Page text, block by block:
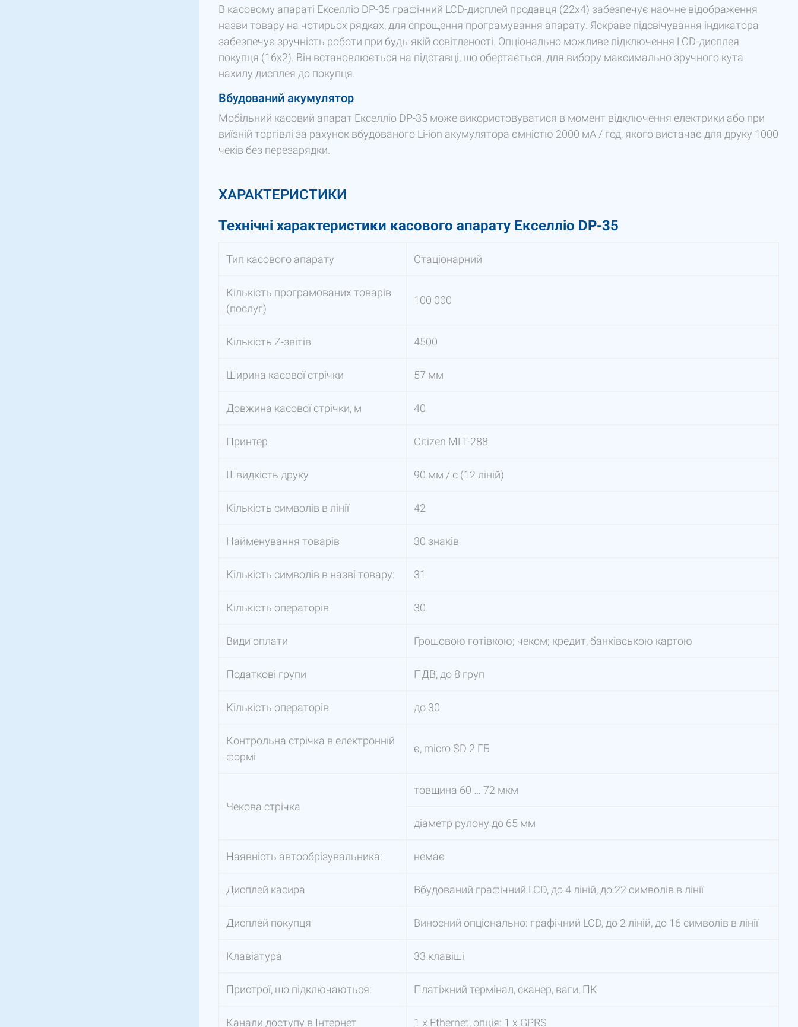
В касовому апараті Екселліо DP-35 графічний LCD-дисплей продавця (22х4) забезпечує наочне відображення
назви товару на чотирьох рядках, для спрощення програмування апарату. Яскраве підсвічування індикатора
забезпечує зручність роботи при будь-якій освітленості. Опціонально можливе підключення LCD-дисплея
покупця (16х2). Він встановлюється на підставці, що обертається, для вибору максимально зручного кута
нахилу дисплея до покупця.
Вбудований акумулятор
Мобільний касовий апарат Екселліо DP-35 може використовуватися в момент відключення електрики або при
виїзній торгівлі за рахунок вбудованого Li-ion акумулятора ємністю 2000 мА / год, якого вистачає для друку 1000
чеків без перезарядки.
ХАРАКТЕРИСТИКИ
Технічні характеристики касового апарату Екселліо DP-35
Тип касового апарату Стаціонарний
Кількість програмованих товарів
(послуг)
100 000
Кількість Z-звітів 4500
Ширина касової стрічки 57 мм
Довжина касової стрічки, м 40
Принтер Citizen MLT-288
Швидкість друку 90 мм / с (12 ліній)
Кількість символів в лінії 42
Найменування товарів 30 знаків
Кількість символів в назві товару: 31
Кількість операторів 30
Види оплати Грошовою готівкою; чеком; кредит, банківською картою
Податкові групи ПДВ, до 8 груп
Кількість операторів до 30
Контрольна стрічка в електронній
формі
є, micro SD 2 ГБ
Чекова стрічка
товщина 60 … 72 мкм
діаметр рулону до 65 мм
Наявність автообрізувальника: немає
Дисплей касира Вбудований графічний LCD, до 4 ліній, до 22 символів в лінії
Дисплей покупця Виносний опціонально: графічний LCD, до 2 ліній, до 16 символів в лінії
Клавіатура 33 клавіші
Пристрої, що підключаються: Платіжний термінал, сканер, ваги, ПК
Канали доступу в Інтернет 1 x Ethernet, опція: 1 x GPRS